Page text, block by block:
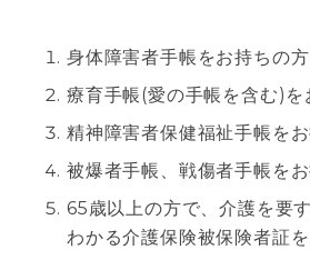
身体障害者手帳をお持ちの方
療育手帳(愛の手帳を含む)を
精神障害者保健福祉手帳を
被爆者手帳、戦傷者手帳を
65歳以上の方で、介護を要
わかる介護保険被保険者証